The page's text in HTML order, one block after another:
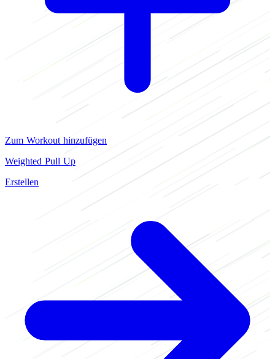
Zum Workout hinzufügen
Weighted Pull Up
Erstellen